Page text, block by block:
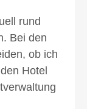
rund
Bei den
ob ich
Hotel